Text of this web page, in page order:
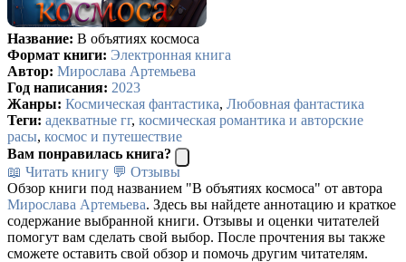
Название: В объятиях космоса
Формат книги: Электронная книга
Автор: Мирослава Артемьева
Год написания: 2023
Жанры: Космическая фантастика, Любовная фантастика
Теги: адекватные гг, космическая романтика и авторские
расы, космос и путешествие
Вам понравилась книга?
📖 Читать книгу 💬 Отзывы
Обзор книги под названием "В объятиях космоса" от автора
Мирослава Артемьева. Здесь вы найдете аннотацию и краткое
содержание выбранной книги. Отзывы и оценки читателей
помогут вам сделать свой выбор. После прочтения вы также
сможете оставить свой обзор и помочь другим читателям.